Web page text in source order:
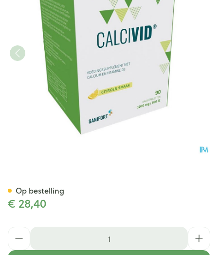
€ 28,40
Op bestelling